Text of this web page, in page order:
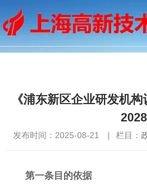
《浦东新区企业研发机
2028
发布时间：2025-08-21 | 栏目：
第一条目的依据